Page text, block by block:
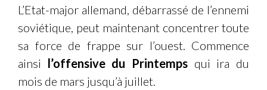
L’Etat-major allemand, débarrassé de l’ennemi
soviétique, peut maintenant concentrer toute
sa force de frappe sur l’ouest. Commence
ainsi l’offensive du Printemps qui ira du
mois de mars jusqu’à juillet.